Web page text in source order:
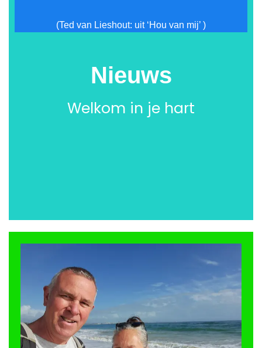
(Ted van Lieshout: uit ‘Hou van mij’ )
Nieuws
Welkom in je hart